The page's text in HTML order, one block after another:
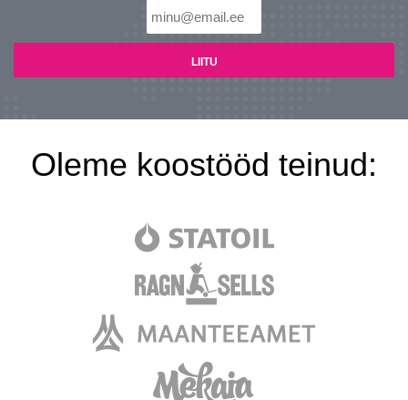
Oleme koostööd teinud: